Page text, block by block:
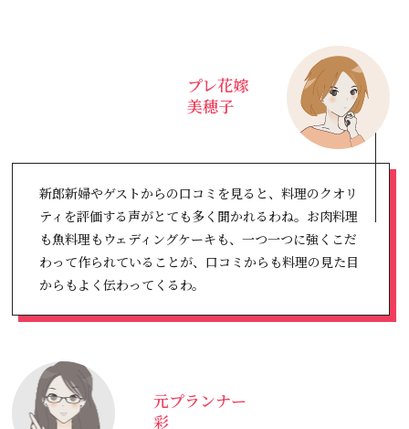
新郎新婦やゲストからの口コミを見ると、料理のクオリ
ティを評価する声がとても多く聞かれるわね。お肉料理
も魚料理もウェディングケーキも、一つ一つに強くこだ
わって作られていることが、口コミからも料理の見た目
からもよく伝わってくるわ。
プレ花嫁
美穂子
元プランナー
彩